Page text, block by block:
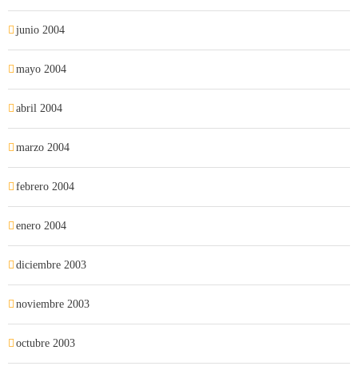
junio 2004
mayo 2004
abril 2004
marzo 2004
febrero 2004
enero 2004
diciembre 2003
noviembre 2003
octubre 2003